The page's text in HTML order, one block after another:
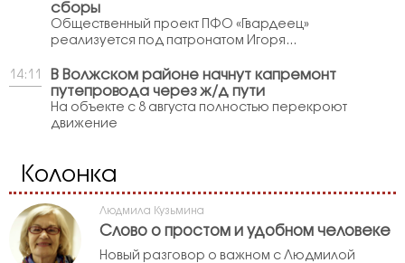
сборы
Общественный проект ПФО «Гвардеец»
реализуется под патронатом Игоря...
14:11
В Волжском районе начнут капремонт
путепровода через ж/д пути
На объекте с 8 августа полностью перекроют
движение
Колонка
Людмила Кузьмина
Слово о простом и удобном человеке
Новый разговор о важном с Людмилой